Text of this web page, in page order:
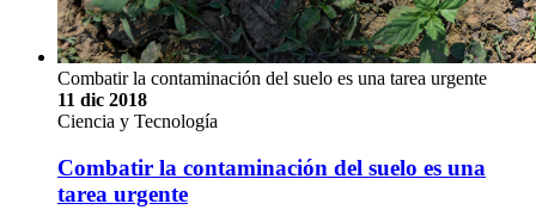
Combatir la contaminación del suelo es una tarea urgente
11 dic 2018
Ciencia y Tecnología
Combatir la contaminación del suelo es una
tarea urgente